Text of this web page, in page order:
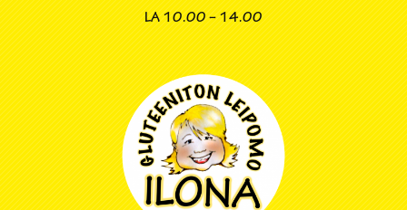
LA10.00 – 14.00